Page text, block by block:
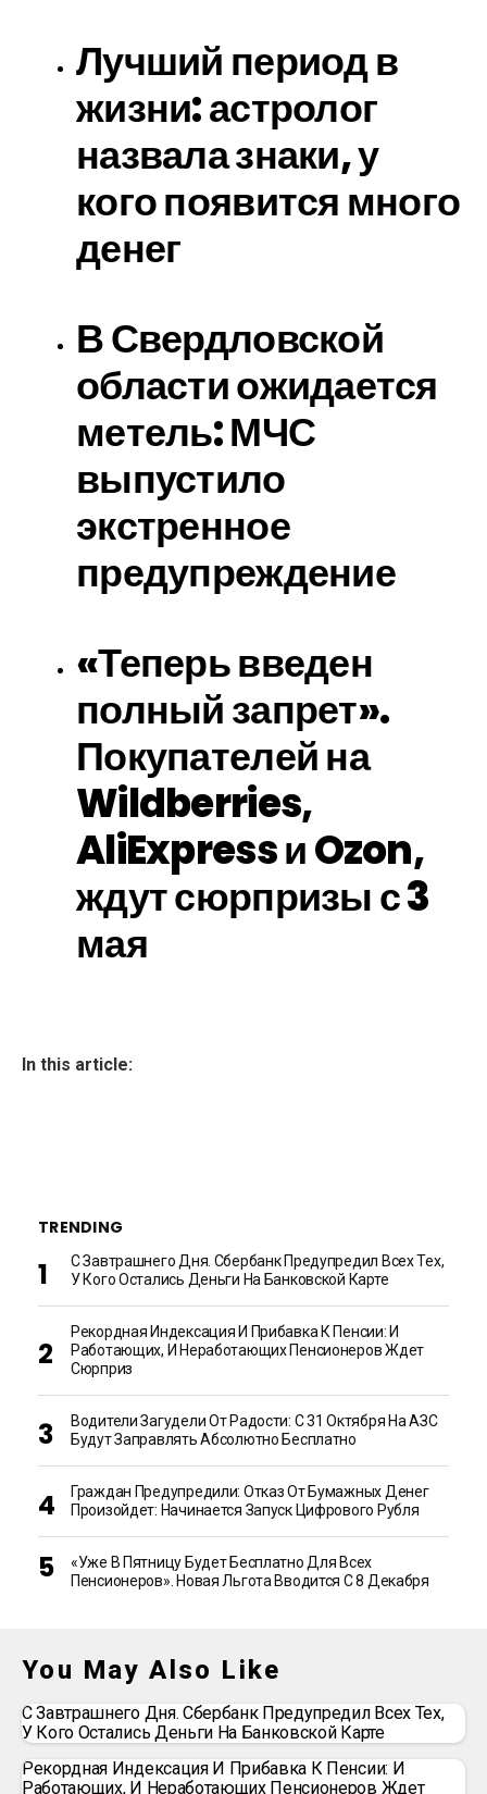
Лучший период в
жизни: астролог
назвала знаки, у
кого появится много
денег
В Свердловской
области ожидается
метель: МЧС
выпустило
экстренное
предупреждение
«Теперь введен
полный запрет».
Покупателей на
Wildberries,
AliExpress и Ozon,
ждут сюрпризы с 3
мая
In this article:
TRENDING
С Завтрашнего Дня. Сбербанк Предупредил Всех Тех,
У Кого Остались Деньги На Банковской Карте
Рекордная Индексация И Прибавка К Пенсии: И
Работающих, И Неработающих Пенсионеров Ждет
Сюрприз
Водители Загудели От Радости: С 31 Октября На АЗС
Будут Заправлять Абсолютно Бесплатно
Граждан Предупредили: Отказ От Бумажных Денег
Произойдет: Начинается Запуск Цифрового Рубля
«Уже В Пятницу Будет Бесплатно Для Всех
Пенсионеров». Новая Льгота Вводится С 8 Декабря
You May Also Like
С Завтрашнего Дня. Сбербанк Предупредил Всех Тех,
У Кого Остались Деньги На Банковской Карте
Рекордная Индексация И Прибавка К Пенсии: И
Работающих, И Неработающих Пенсионеров Ждет